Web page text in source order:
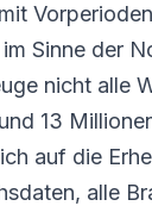
Sinne der
nicht alle
13
auf die
alle